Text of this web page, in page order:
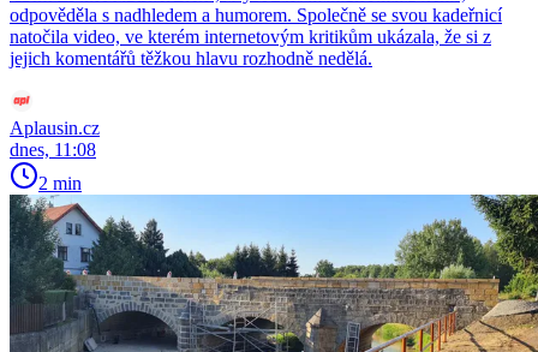
odpověděla s nadhledem a humorem. Společně se svou kadeřnicí
natočila video, ve kterém internetovým kritikům ukázala, že si z
jejich komentářů těžkou hlavu rozhodně nedělá.
Aplausin.cz
dnes, 11:08
2 min